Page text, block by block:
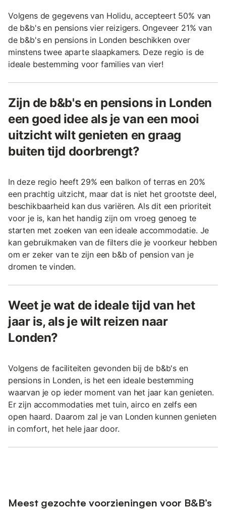
Volgens de gegevens van Holidu, accepteert 50% van
de b&b's en pensions vier reizigers. Ongeveer 21% van
de b&b's en pensions in Londen beschikken over
minstens twee aparte slaapkamers. Deze regio is de
ideale bestemming voor families van vier!
Zijn de b&b's en pensions in Londen
een goed idee als je van een mooi
uitzicht wilt genieten en graag
buiten tijd doorbrengt?
In deze regio heeft 29% een balkon of terras en 20%
een prachtig uitzicht, maar dat is niet het grootste deel,
beschikbaarheid kan dus variëren. Als dit een prioriteit
voor je is, kan het handig zijn om vroeg genoeg te
starten met zoeken van een ideale accommodatie. Je
kan gebruikmaken van de filters die je voorkeur hebben
om er zeker van te zijn een b&b of pension van je
dromen te vinden.
Weet je wat de ideale tijd van het
jaar is, als je wilt reizen naar
Londen?
Volgens de faciliteiten gevonden bij de b&b's en
pensions in Londen, is het een ideale bestemming
waarvan je op ieder moment van het jaar kan genieten.
Er zijn accommodaties met tuin, airco en zelfs een
open haard. Daarom zal je van Londen kunnen genieten
in comfort, het hele jaar door.
Meest gezochte voorzieningen voor B&B’s